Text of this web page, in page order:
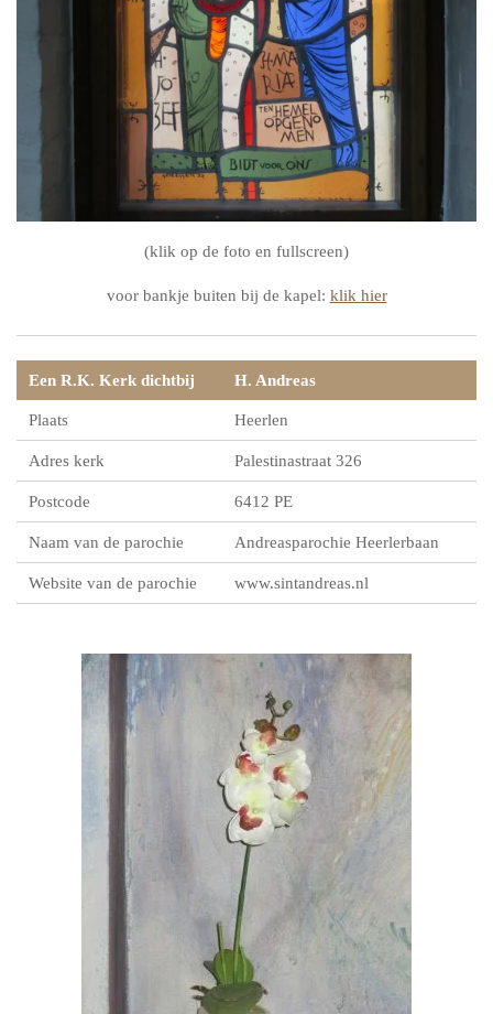
(klik op de foto en fullscreen)
voor bankje buiten bij de kapel: klik hier
Een R.K. Kerk dichtbij H. Andreas
Plaats Heerlen
Adres kerk Palestinastraat 326
Postcode 6412 PE
Naam van de parochie Andreasparochie Heerlerbaan
Website van de parochie www.sintandreas.nl